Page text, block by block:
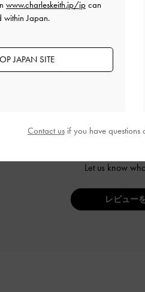
ご感想をお聞
Let us know
レビュー
www.charleskeith.jp/jp can
within Japan.
JAPAN SITE
Contact usif you have questions